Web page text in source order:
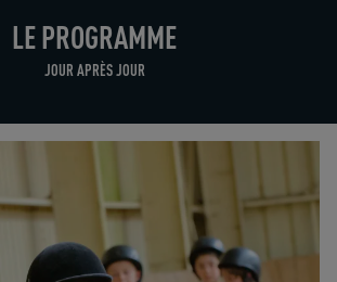
LE PROGRAMME
JOUR APRÈS JOUR